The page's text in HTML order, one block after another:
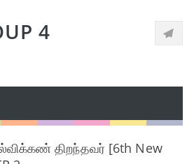
4
திறந்தவர் [6th New